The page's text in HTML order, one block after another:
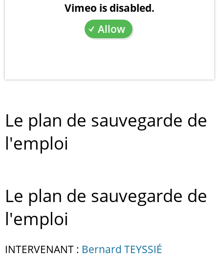
Vimeo is disabled.
Allow
Le plan de sauvegarde de
l'emploi
Le plan de sauvegarde de
l'emploi
INTERVENANT : Bernard TEYSSIÉ